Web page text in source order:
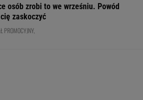
osób zrobi to we wrześniu. Powód
zaskoczyć
PROMOCYJNY,